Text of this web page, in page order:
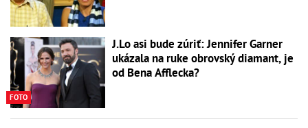
FOTO
J.Lo asi bude zúriť: Jennifer Garner
ukázala na ruke obrovský diamant, je
od Bena Afflecka?